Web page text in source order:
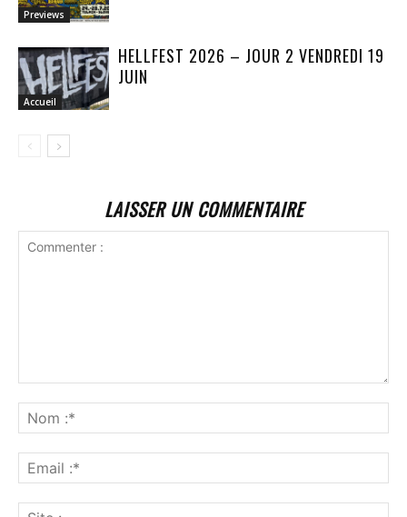
Previews
Accueil
HELLFEST 2026 – JOUR 2 VENDREDI 19
JUIN
LAISSER UN COMMENTAIRE